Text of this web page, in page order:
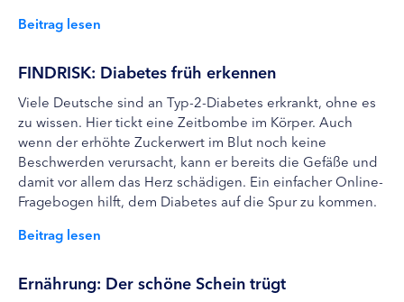
Beitrag lesen
FINDRISK: Diabetes früh erkennen
Viele Deutsche sind an Typ-2-Diabetes erkrankt, ohne es
zu wissen. Hier tickt eine Zeitbombe im Körper. Auch
wenn der erhöhte Zuckerwert im Blut noch keine
Beschwerden verursacht, kann er bereits die Gefäße und
damit vor allem das Herz schädigen. Ein einfacher Online-
Fragebogen hilft, dem Diabetes auf die Spur zu kommen.
Beitrag lesen
Ernährung: Der schöne Schein trügt